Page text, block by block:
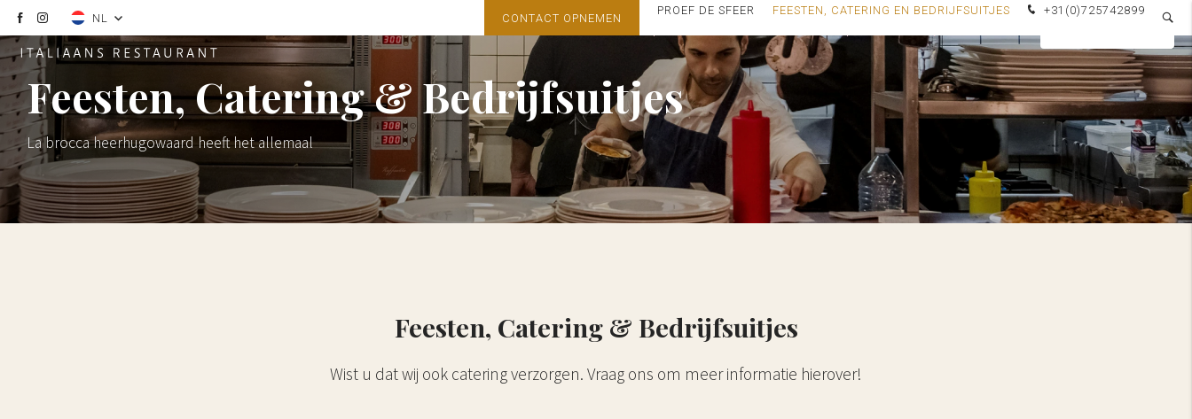
NL
+31(0)725742899
CONTACT OPNEMEN
PROEF DE SFEER FEESTEN, CATERING EN BEDRIJFSUITJES
Feesten, Catering & Bedrijfsuitjes
La brocca heerhugowaard heeft het allemaal
Feesten, Catering & Bedrijfsuitjes
Wist u dat wij ook catering verzorgen. Vraag ons om meer informatie hierover!